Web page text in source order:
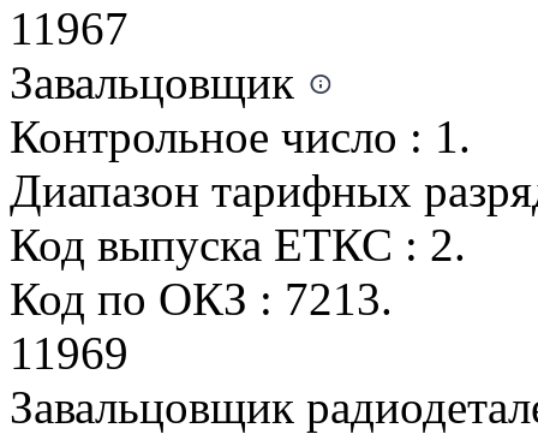
11967
Завальцовщик
Контрольное число : 1.
Диапазон тарифных
Код выпуска ЕТКС : 2.
Код по ОКЗ : 7213.
11969
Завальцовщик